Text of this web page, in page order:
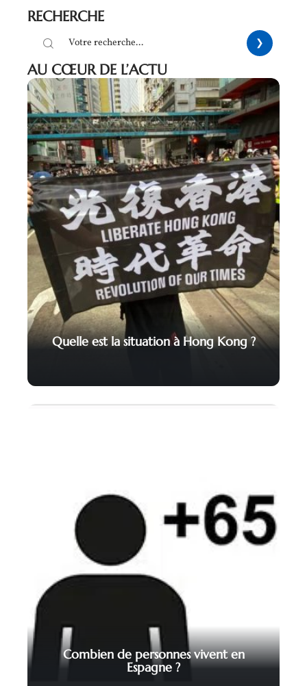
RECHERCHE
AU CŒUR DE L’ACTU
Quelle est la situation à Hong Kong ?
Combien de personnes vivent en
Espagne ?